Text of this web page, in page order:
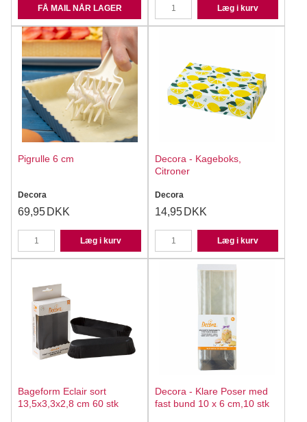
FÅ MAIL NÅR LAGER Læg i kurv
Pigrulle 6 cm
Decora
69,95 DKK
Læg i kurv
Decora - Kageboks,
Citroner
Decora
14,95 DKK
Læg i kurv
Bageform Eclair sort
13,5x3,3x2,8 cm 60 stk
Decora - Klare Poser med
fast bund 10 x 6 cm,10 stk